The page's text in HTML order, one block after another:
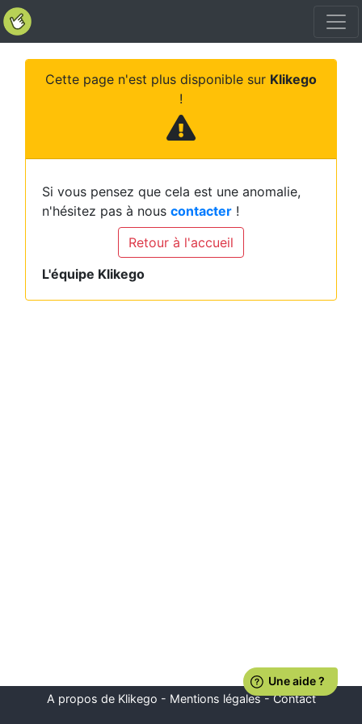
Cette page n'est plus disponible sur Klikego
!
Si vous pensez que cela est une anomalie,
n'hésitez pas à nous contacter !
Retour à l'accueil
L'équipe Klikego
A propos de Klikego - Mentions légales-Contact